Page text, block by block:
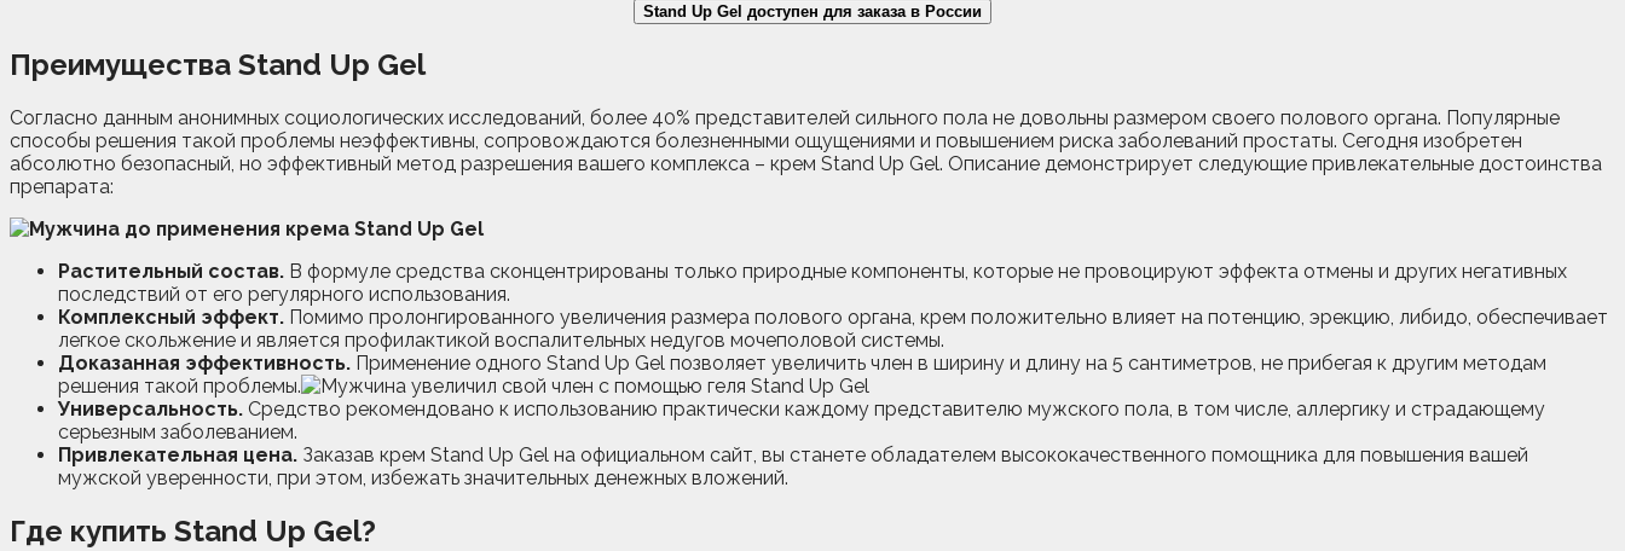
Stand Up Gel доступен для заказа в России
Преимущества Stand Up Gel
Согласно данным анонимных социологических исследований, более 40% представителей сильного пола не довольны размером своего полового органа. Популярные
способы решения такой проблемы неэффективны, сопровождаются болезненными ощущениями и повышением риска заболеваний простаты. Сегодня изобретен
абсолютно безопасный, но эффективный метод разрешения вашего комплекса – крем Stand Up Gel. Описание демонстрирует следующие привлекательные достоинства
препарата:
Растительный состав. В формуле средства сконцентрированы только природные компоненты, которые не провоцируют эффекта отмены и других негативных
последствий от его регулярного использования.
Комплексный эффект. Помимо пролонгированного увеличения размера полового органа, крем положительно влияет на потенцию, эрекцию, либидо, обеспечивает
легкое скольжение и является профилактикой воспалительных недугов мочеполовой системы.
Доказанная эффективность. Применение одного Stand Up Gel позволяет увеличить член в ширину и длину на 5 сантиметров, не прибегая к другим методам
решения такой проблемы.
Универсальность. Средство рекомендовано к использованию практически каждому представителю мужского пола, в том числе, аллергику и страдающему
серьезным заболеванием.
Привлекательная цена. Заказав крем Stand Up Gel на официальном сайт, вы станете обладателем высококачественного помощника для повышения вашей
мужской уверенности, при этом, избежать значительных денежных вложений.
Где купить Stand Up Gel?